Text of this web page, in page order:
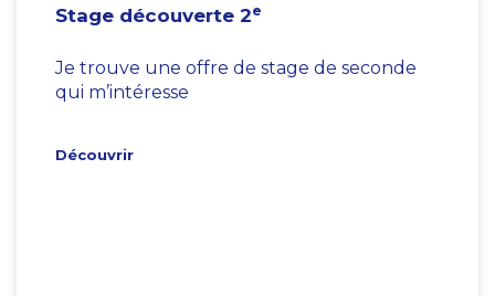
Stage découverte 2e
Je trouve une offre de stage de seconde
qui m’intéresse
Découvrir